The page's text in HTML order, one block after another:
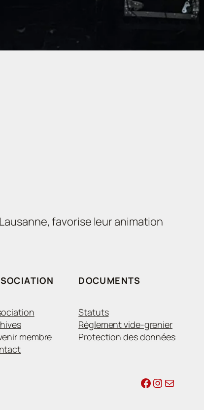
favorise leur animation
membre
DOCUMENTS
Statuts
Règlement vide-grenier
Protection des données
Facebook
Instagram
E-mail